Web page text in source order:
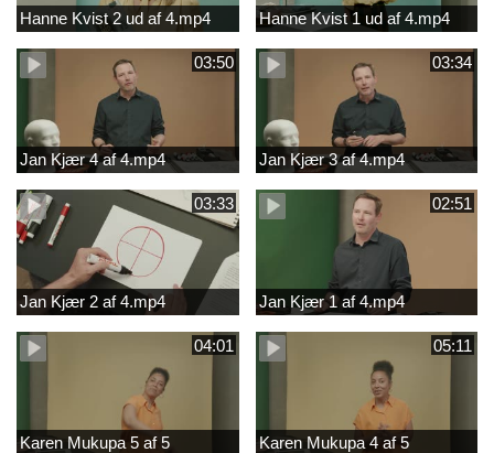
Hanne Kvist 2 ud af 4.mp4 Hanne Kvist 1 ud af 4.mp4
03:50
Jan Kjær 4 af 4.mp4
03:34
Jan Kjær 3 af 4.mp4
03:33
Jan Kjær 2 af 4.mp4
02:51
Jan Kjær 1 af 4.mp4
04:01
Karen Mukupa 5 af 5
05:11
Karen Mukupa 4 af 5